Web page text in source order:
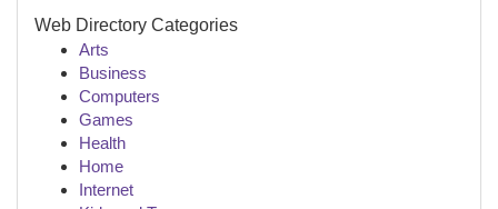
Web Directory Categories
Arts
Business
Computers
Games
Health
Home
Internet